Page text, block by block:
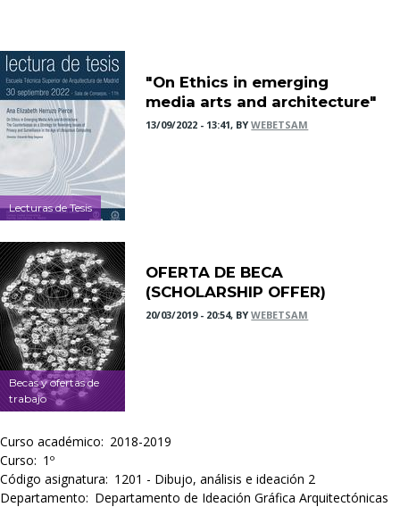
Lecturas de Tesis
"On Ethics in emerging
media arts and architecture"
13/09/2022 - 13:41, BYWEBETSAM
Becas y ofertas de
trabajo
OFERTA DE BECA
(SCHOLARSHIP OFFER)
20/03/2019 - 20:54, BYWEBETSAM
Curso académico
2018-2019
Curso
1º
Código asignatura
1201 - Dibujo, análisis e ideación 2
Departamento
Departamento de Ideación Gráfica Arquitectónicas